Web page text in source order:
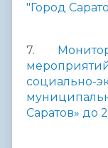
"Город
7.
Саратов» до